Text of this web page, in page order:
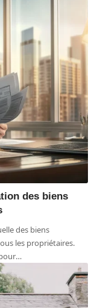
des biens
des biens
les propriétaires.
…